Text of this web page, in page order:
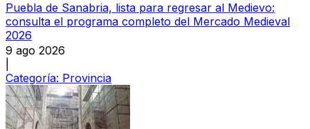
Puebla de Sanabria, lista para regresar al Medievo:
consulta el programa completo del Mercado Medieval
2026
9 ago 2026
Categoría: Provincia